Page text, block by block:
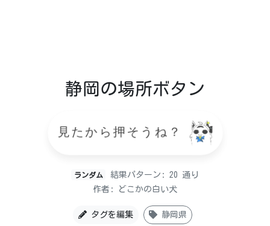
静岡の場所ボタン
見たから押そうね？
ランダム
結果パターン: 20 通り
作者: どこかの白い犬
タグを編集 静岡県